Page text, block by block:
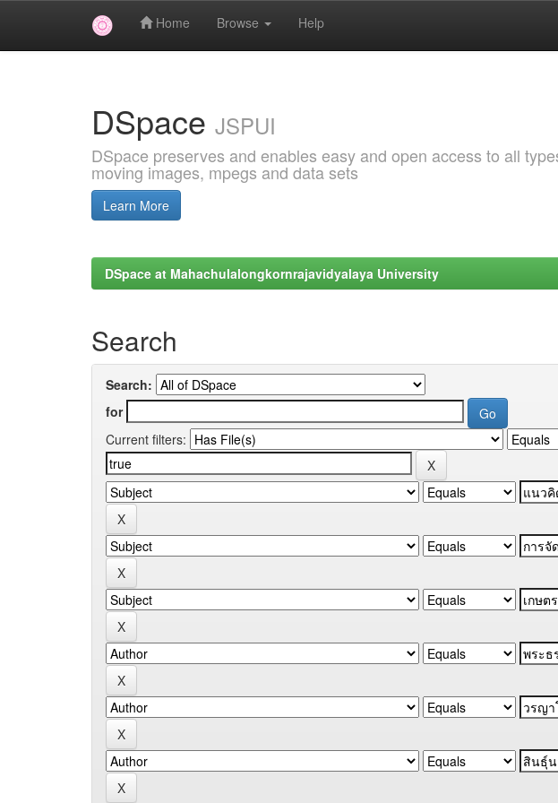
Home Browse Help
DSpace JSPUI
DSpace preserves and enables easy and open access to all
moving images, mpegs and data sets
Learn More
DSpace at Mahachulalongkornrajavidyalaya University
Search
Search:
for
Current filters: